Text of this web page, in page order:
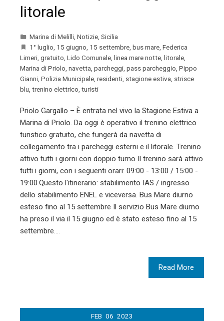
litorale
Marina di Melilli, Notizie, Sicilia
1° luglio, 15 giugno, 15 settembre, bus mare, Federica
Limeri, gratuito, Lido Comunale, linea mare notte, litorale,
Marina di Priolo, navetta, parcheggi, pass parcheggio, Pippo
Gianni, Polizia Municipale, residenti, stagione estiva, strisce
blu, trenino elettrico, turisti
Priolo Gargallo – È entrata nel vivo la Stagione Estiva a
Marina di Priolo. Da oggi è operativo il trenino elettrico
turistico gratuito, che fungerà da navetta di
collegamento tra i parcheggi esterni e il litorale. Trenino
attivo tutti i giorni con doppio turno Il trenino sarà attivo
tutti i giorni, con i seguenti orari: 09:00 - 13:00 / 15:00 -
19:00.Questo l'itinerario: stabilimento IAS / ingresso
dello stabilimento ENEL e viceversa. Bus Mare diurno
esteso fino al 15 settembre Il servizio Bus Mare diurno
ha preso il via il 15 giugno ed è stato esteso fino al 15
settembre.…
Read More
FEB 06 2023